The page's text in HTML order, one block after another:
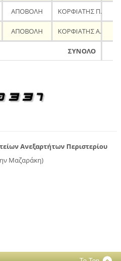
ΑΠΟΒΟΛΗ ΚΟΡΦΙΑΤΗΣ Π.
ΑΠΟΒΟΛΗ ΚΟΡΦΙΑΤΗΣ Α.
ΣΥΝΟΛΟ
Ανεξαρτήτων Περιστερίου
Μαζαράκη)